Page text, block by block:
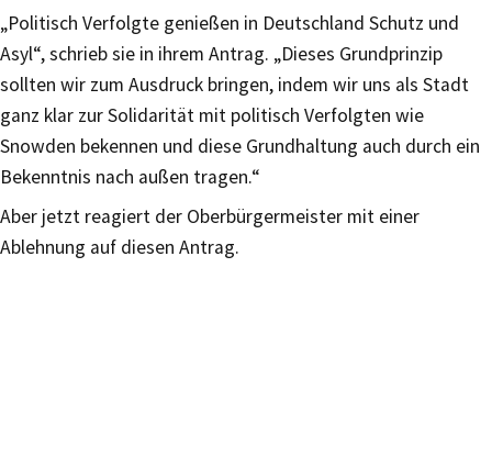
„Politisch Verfolgte genießen in Deutschland Schutz und
Asyl“, schrieb sie in ihrem Antrag. „Dieses Grundprinzip
sollten wir zum Ausdruck bringen, indem wir uns als Stadt
ganz klar zur Solidarität mit politisch Verfolgten wie
Snowden bekennen und diese Grundhaltung auch durch ein
Bekenntnis nach außen tragen.“
Aber jetzt reagiert der Oberbürgermeister mit einer
Ablehnung auf diesen Antrag.